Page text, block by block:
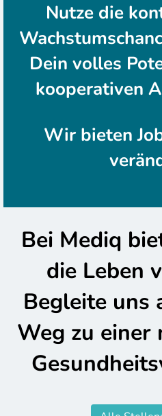
Nutze die
Dein volles
kooperativen
Wir bieten
Bei Mediq
die Leben
Begleite uns
Weg zu einer